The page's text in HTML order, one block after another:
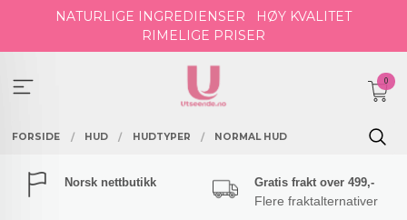
NATURLIGE INGREDIENSER
HØY KVALITET
RIMELIGE PRISER
0
FORSIDE HUD HUDTYPER NORMAL HUD
Norsk nettbutikk Gratis frakt over 499,-
Flere fraktalternativer